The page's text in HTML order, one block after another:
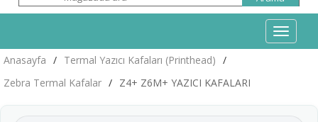
Mobil
Menü
Anasayfa / Termal Yazıcı Kafaları (Printhead) /
Zebra Termal Kafalar / Z4+ Z6M+ YAZICI KAFALARI